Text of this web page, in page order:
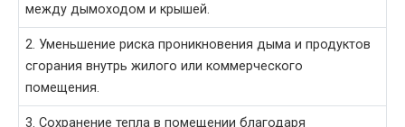
между дымоходом и крышей.
2. Уменьшение риска проникновения дыма и продуктов
сгорания внутрь жилого или коммерческого
помещения.
3. Сохранение тепла в помещении благодаря